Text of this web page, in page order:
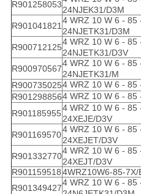
R901258053
24NJEK31/D3M
R901041821
4 WRZ 10 W 6 - 85
24NJETK31/D3M
R900712125
4 WRZ 10 W 6 - 85
24NJETK31/D3V
R900970567
4 WRZ 10 W 6 - 85
24NJETK31/M
R9007350254 WRZ 10 W 6 - 85
R9012988564 WRZ 10 W 6 - 85
R901185955
4 WRZ 10 W 6 - 85
24XEJE/D3V
R901169570
4 WRZ 10 W 6 - 85
24XEJET/D3V
R901332770
4 WRZ 10 W 6 - 85
24XEJT/D3V
R9011595184WRZ10W6-85-7X/
R901349427
4 WRZ 10 W 6 - 85